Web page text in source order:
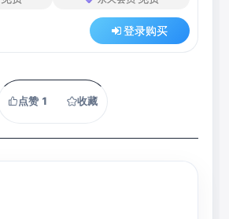
登录购买
点赞 1 收藏